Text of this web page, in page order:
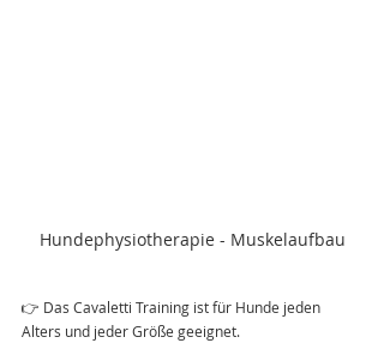
Hundephysiotherapie - Muskelaufbau
👉 Das Cavaletti Training ist für Hunde jeden
Alters und jeder Größe geeignet.